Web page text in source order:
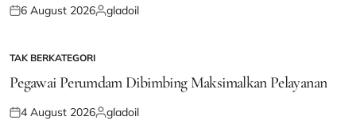
Posted
6 August 2026Posted
gladoil
POSTED
IN
TAK BERKATEGORI
Pegawai Perumdam Dibimbing Maksimalkan Pelayanan
Posted
4 August 2026Posted
gladoil